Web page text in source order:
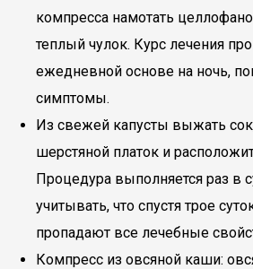
компресса намотать
теплый чулок. Курс лечения
ежедневной основе на ночь,
симптомы.
Из свежей капусты выжать
шерстяной платок и
Процедура выполняется раз в
учитывать, что спустя трое
пропадают все лечебные
Компресс из овсяной каши: